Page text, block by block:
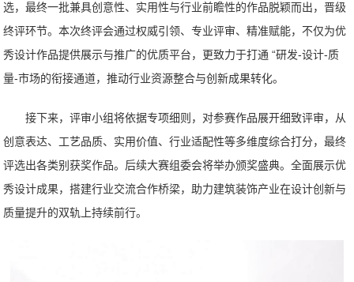
选，最终一批兼具创意性、实用性与行业前瞻性的作品脱颖而出，晋级
终评环节。本次终评会通过权威引领、专业评审、精准赋能，不仅为优
秀设计作品提供展示与推广的优质平台，更致力于打通 “研发-设计-质
量-市场的衔接通道，推动行业资源整合与创新成果转化。
接下来，评审小组将依据专项细则，对参赛作品展开细致评审，从
创意表达、工艺品质、实用价值、行业适配性等多维度综合打分，最终
评选出各类别获奖作品。后续大赛组委会将举办颁奖盛典。全面展示优
秀设计成果，搭建行业交流合作桥梁，助力建筑装饰产业在设计创新与
质量提升的双轨上持续前行。